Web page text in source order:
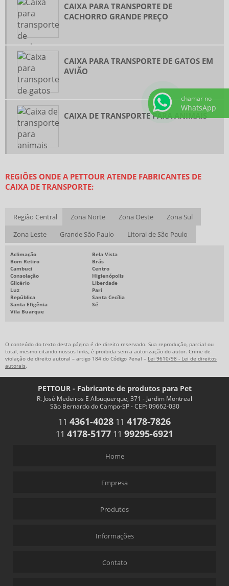
CAIXA PARA TRANSPORTE DE
CACHORRO GRANDE PREÇO
CAIXA PARA TRANSPORTE DE GATOS EM
AVIÃO
CAIXA DE TRANSPORTE PARA ANIMAIS
REGIÕES ONDE A PETTOUR ATENDE FABRICANTES DE
CAIXA DE TRANSPORTE:
Região Central Zona Norte Zona Oeste
Zona Sul
Zona Leste
Grande São Paulo Litoral de São Paulo
Aclimação
Bela Vista
Bom Retiro
Brás
Cambuci
Centro
Consolação
Higienópolis
Glicério
Liberdade
Luz
Pari
República
Santa Cecília
Santa Efigênia
Sé
Vila Buarque
O conteúdo do texto desta página é de direito reservado. Sua reprodução, parcial ou
total, mesmo citando nossos links, é proibida sem a autorização do autor. Crime de
violação de direito autoral – artigo 184 do Código Penal – Lei 9610/98 - Lei de direitos
autorais.
PETTOUR - Fabricante de produtos para Pet
R. José Medeiros E Albuquerque, 371 - Jardim Montreal
São Bernardo do Campo-SP - CEP: 09662-030
11 4361-4028 11 4178-7826
11 4178-5177 11 99295-6921
Home
Empresa
Produtos
Informações
Contato
chamar no
WhatsApp